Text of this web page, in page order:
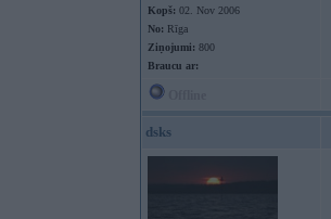
Kopš: 02. Nov 2006
No: Rīga
Ziņojumi: 800
Braucu ar:
dsks